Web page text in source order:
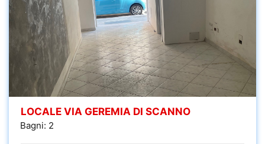
LOCALE VIA GEREMIA DI SCANNO
Bagni: 2